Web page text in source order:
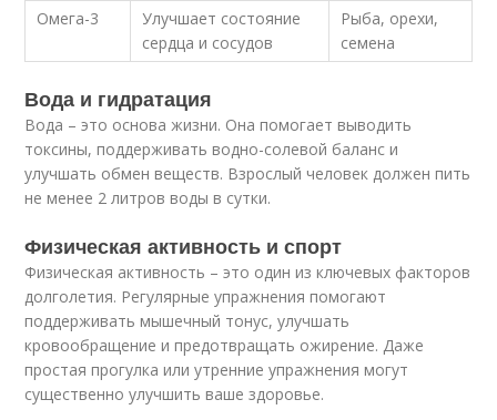
Омега-3
Улучшает состояние
сердца и сосудов
Рыба, орехи,
семена
Вода и гидратация
Вода – это основа жизни. Она помогает выводить
токсины, поддерживать водно-солевой баланс и
улучшать обмен веществ. Взрослый человек должен пить
не менее 2 литров воды в сутки.
Физическая активность и спорт
Физическая активность – это один из ключевых факторов
долголетия. Регулярные упражнения помогают
поддерживать мышечный тонус, улучшать
кровообращение и предотвращать ожирение. Даже
простая прогулка или утренние упражнения могут
существенно улучшить ваше здоровье.